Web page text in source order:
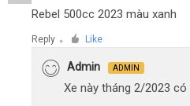
Rebel 500cc 2023 màu xanh
Reply ● Like
Admin ADMIN
Xe này tháng 2/2023 có